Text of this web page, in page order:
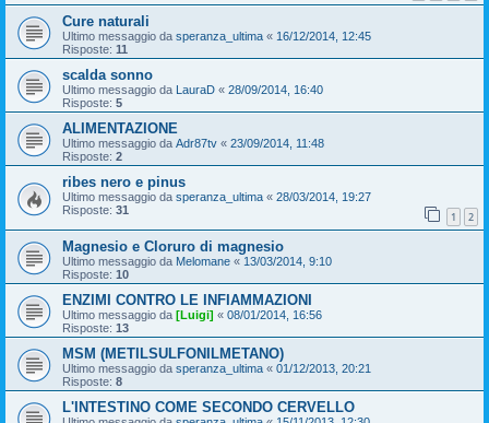
Cure naturali
Ultimo messaggio da speranza_ultima « 16/12/2014, 12:45
Risposte: 11
scalda sonno
Ultimo messaggio da LauraD « 28/09/2014, 16:40
Risposte: 5
ALIMENTAZIONE
Ultimo messaggio da Adr87tv « 23/09/2014, 11:48
Risposte: 2
ribes nero e pinus
Ultimo messaggio da speranza_ultima « 28/03/2014, 19:27
Risposte: 31 1 2
Magnesio e Cloruro di magnesio
Ultimo messaggio da Melomane « 13/03/2014, 9:10
Risposte: 10
ENZIMI CONTRO LE INFIAMMAZIONI
Ultimo messaggio da [Luigi] « 08/01/2014, 16:56
Risposte: 13
MSM (METILSULFONILMETANO)
Ultimo messaggio da speranza_ultima « 01/12/2013, 20:21
Risposte: 8
L'INTESTINO COME SECONDO CERVELLO